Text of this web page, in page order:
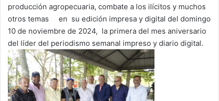
producción agropecuaria, combate a los ilícitos y muchos
otros temas en su edición impresa y digital del domingo
10 de noviembre de 2024, la primera del mes aniversario
del líder del periodismo semanal impreso y diario digital.